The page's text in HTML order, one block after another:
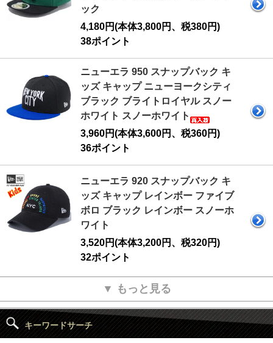
ック
4,180円(本体3,800円、税380円)
38ポイント
ニューエラ 950 スナップバック キ
ッズ キャップ ニューヨークシティ
ブラック ブライトロイヤル スノー
ホワイト スノーホワイト
3,960円(本体3,600円、税360円)
36ポイント
ニューエラ 920 スナップバック キ
ッズ キャップ レインボー ファイブ
ボロ ブラック レインボー スノーホ
ワイト
3,520円(本体3,200円、税320円)
32ポイント
▼ もっと見る
キーワードサーチ